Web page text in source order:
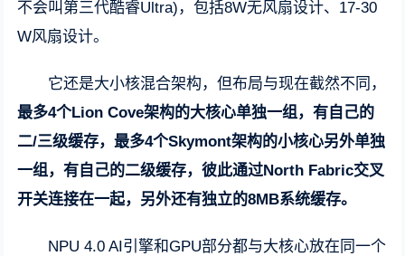
不会叫第三代酷睿Ultra)，包括8W无风扇设计、17-30
W风扇设计。
它还是大小核混合架构，但布局与现在截然不同，
最多4个Lion Cove架构的大核心单独一组，有自己的
二/三级缓存，最多4个Skymont架构的小核心另外单独
一组，有自己的二级缓存，彼此通过North Fabric交叉
开关连接在一起，另外还有独立的8MB系统缓存。
NPU 4.0 AI引擎和GPU部分都与大核心放在同一个